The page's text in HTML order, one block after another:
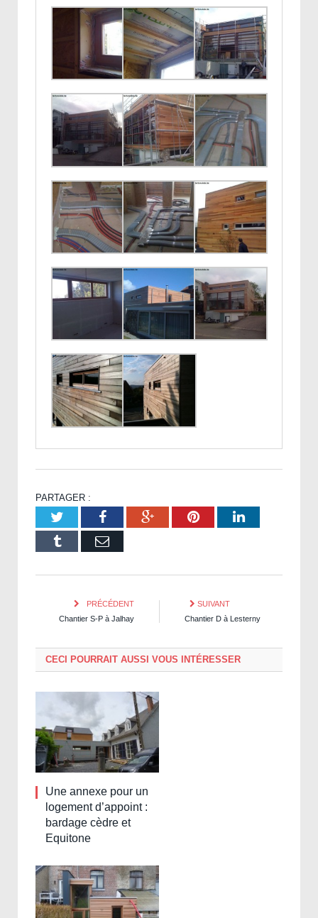
PARTAGER :
TwitterFacebookGoogle+PinterestLinkedIn
Tumblr Email
PRÉCÉDENT
Chantier S-P à Jalhay
SUIVANT
Chantier D à Lesterny
CECI POURRAIT AUSSI VOUS INTÉRESSER
Une annexe pour un
logement d’appoint :
bardage cèdre et
Equitone